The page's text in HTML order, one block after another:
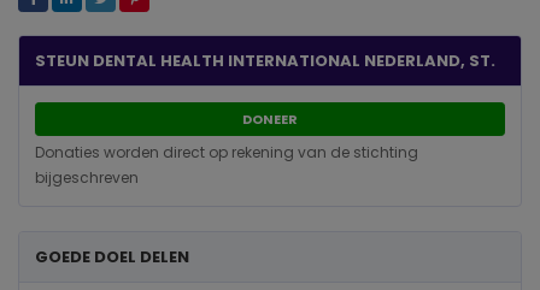
STEUN DENTAL HEALTH INTERNATIONAL NEDERLAND, ST.
DONEER
Donaties worden direct op rekening van de stichting
bijgeschreven
GOEDE DOEL DELEN